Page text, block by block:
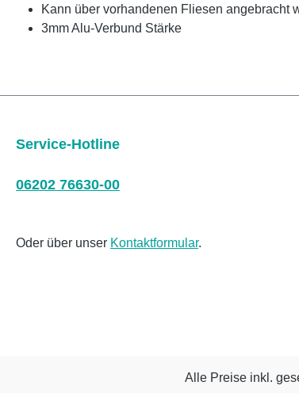
Kann über vorhandenen Fliesen angebracht
3mm Alu-Verbund Stärke
Service-Hotline
06202 76630-00
Oder über unser Kontaktformular.
Alle Preise inkl.